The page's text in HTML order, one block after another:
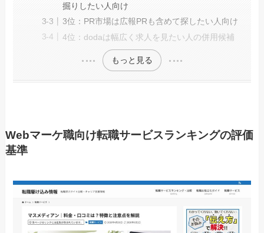
掘りしたい人向け
3位：PR市場は広報PRも含めて探したい人向け
4位：dodaは幅広く求人を見たい人の併用候補
もっと見る
Webマーケ職向け転職サービスランキングの評価
基準